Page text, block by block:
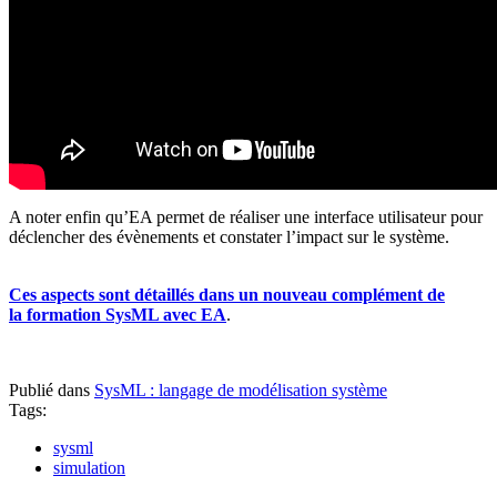
A noter enfin qu’EA permet de réaliser une interface utilisateur pour
déclencher des évènements et constater l’impact sur le système.
Ces aspects sont détaillés dans un nouveau complément de
la formation SysML avec EA.
Publié dans SysML : langage de modélisation système
Tags:
sysml
simulation